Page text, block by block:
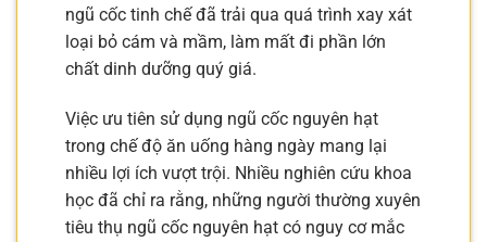
ngũ cốc tinh chế đã trải qua quá trình xay xát
loại bỏ cám và mầm, làm mất đi phần lớn
chất dinh dưỡng quý giá.
Việc ưu tiên sử dụng ngũ cốc nguyên hạt
trong chế độ ăn uống hàng ngày mang lại
nhiều lợi ích vượt trội. Nhiều nghiên cứu khoa
học đã chỉ ra rằng, những người thường xuyên
tiêu thụ ngũ cốc nguyên hạt có nguy cơ mắc